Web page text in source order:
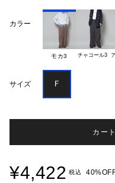
カラー
モカ3 チャコール3
サイズ Ｆ
カー
¥4,422 税込